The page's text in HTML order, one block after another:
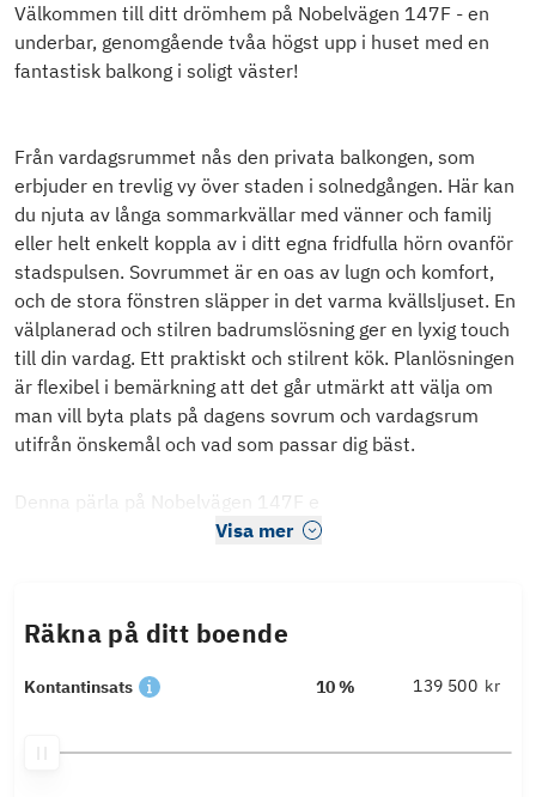
Välkommen till ditt drömhem på Nobelvägen 147F - en
underbar, genomgående tvåa högst upp i huset med en
fantastisk balkong i soligt väster!
Från vardagsrummet nås den privata balkongen, som
erbjuder en trevlig vy över staden i solnedgången. Här kan
du njuta av långa sommarkvällar med vänner och familj
eller helt enkelt koppla av i ditt egna fridfulla hörn ovanför
stadspulsen. Sovrummet är en oas av lugn och komfort,
och de stora fönstren släpper in det varma kvällsljuset. En
välplanerad och stilren badrumslösning ger en lyxig touch
till din vardag. Ett praktiskt och stilrent kök. Planlösningen
är flexibel i bemärkning att det går utmärkt att välja om
man vill byta plats på dagens sovrum och vardagsrum
utifrån önskemål och vad som passar dig bäst.
Denna pärla på Nobelvägen 147F e
Visa mer
Räkna på ditt boende
Kontantinsats 10 % kr